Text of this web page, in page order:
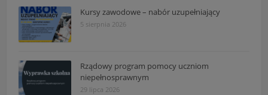
Kursy zawodowe – nabór uzupełniający
5 sierpnia 2026
Rządowy program pomocy uczniom
niepełnosprawnym
29 lipca 2026